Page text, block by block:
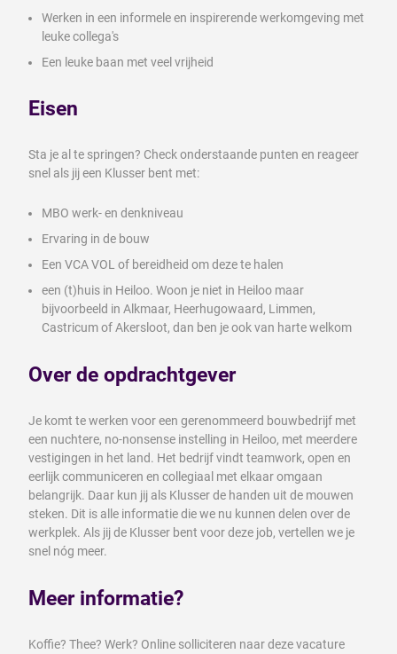
Werken in een informele en inspirerende werkomgeving met
leuke collega's
Een leuke baan met veel vrijheid
Eisen
Sta je al te springen? Check onderstaande punten en reageer
snel als jij een Klusser bent met:
MBO werk- en denkniveau
Ervaring in de bouw
Een VCA VOL of bereidheid om deze te halen
een (t)huis in Heiloo. Woon je niet in Heiloo maar
bijvoorbeeld in Alkmaar, Heerhugowaard, Limmen,
Castricum of Akersloot, dan ben je ook van harte welkom
Over de opdrachtgever
Je komt te werken voor een gerenommeerd bouwbedrijf met
een nuchtere, no-nonsense instelling in Heiloo, met meerdere
vestigingen in het land. Het bedrijf vindt teamwork, open en
eerlijk communiceren en collegiaal met elkaar omgaan
belangrijk. Daar kun jij als Klusser de handen uit de mouwen
steken. Dit is alle informatie die we nu kunnen delen over de
werkplek. Als jij de Klusser bent voor deze job, vertellen we je
snel nóg meer.
Meer informatie?
Koffie? Thee? Werk? Online solliciteren naar deze vacature